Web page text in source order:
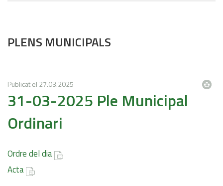
PLENS MUNICIPALS
Publicat el 27.03.2025
31-03-2025 Ple Municipal
Ordinari
Ordre del dia
Acta